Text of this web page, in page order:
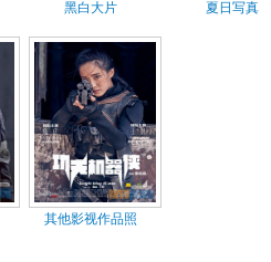
黑白大片 夏日写真
其他影视作品照